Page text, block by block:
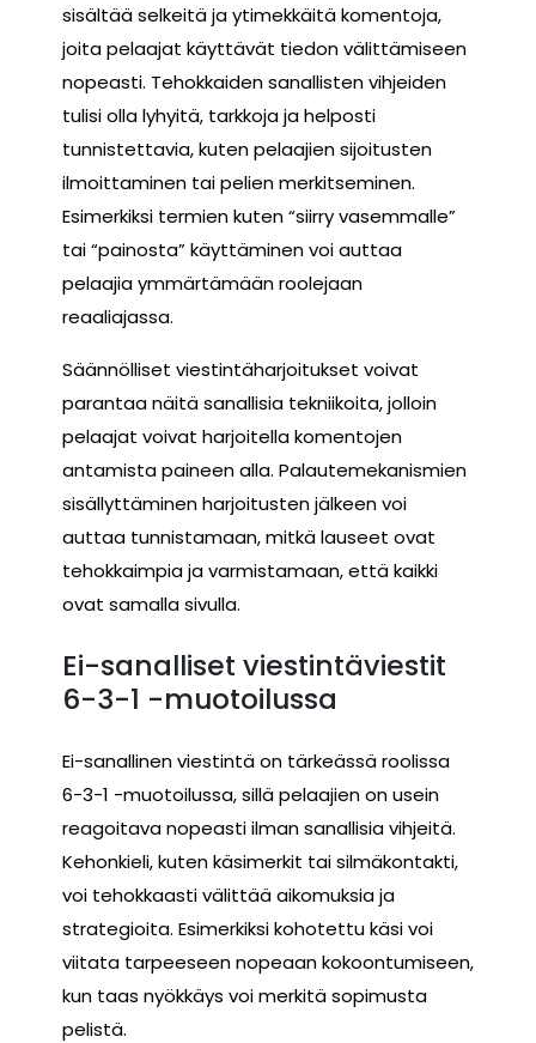
sisältää selkeitä ja ytimekkäitä komentoja,
joita pelaajat käyttävät tiedon välittämiseen
nopeasti. Tehokkaiden sanallisten vihjeiden
tulisi olla lyhyitä, tarkkoja ja helposti
tunnistettavia, kuten pelaajien sijoitusten
ilmoittaminen tai pelien merkitseminen.
Esimerkiksi termien kuten “siirry vasemmalle”
tai “painosta” käyttäminen voi auttaa
pelaajia ymmärtämään roolejaan
reaaliajassa.
Säännölliset viestintäharjoitukset voivat
parantaa näitä sanallisia tekniikoita, jolloin
pelaajat voivat harjoitella komentojen
antamista paineen alla. Palautemekanismien
sisällyttäminen harjoitusten jälkeen voi
auttaa tunnistamaan, mitkä lauseet ovat
tehokkaimpia ja varmistamaan, että kaikki
ovat samalla sivulla.
Ei-sanalliset viestintäviestit
6-3-1 -muotoilussa
Ei-sanallinen viestintä on tärkeässä roolissa
6-3-1 -muotoilussa, sillä pelaajien on usein
reagoitava nopeasti ilman sanallisia vihjeitä.
Kehonkieli, kuten käsimerkit tai silmäkontakti,
voi tehokkaasti välittää aikomuksia ja
strategioita. Esimerkiksi kohotettu käsi voi
viitata tarpeeseen nopeaan kokoontumiseen,
kun taas nyökkäys voi merkitä sopimusta
pelistä.